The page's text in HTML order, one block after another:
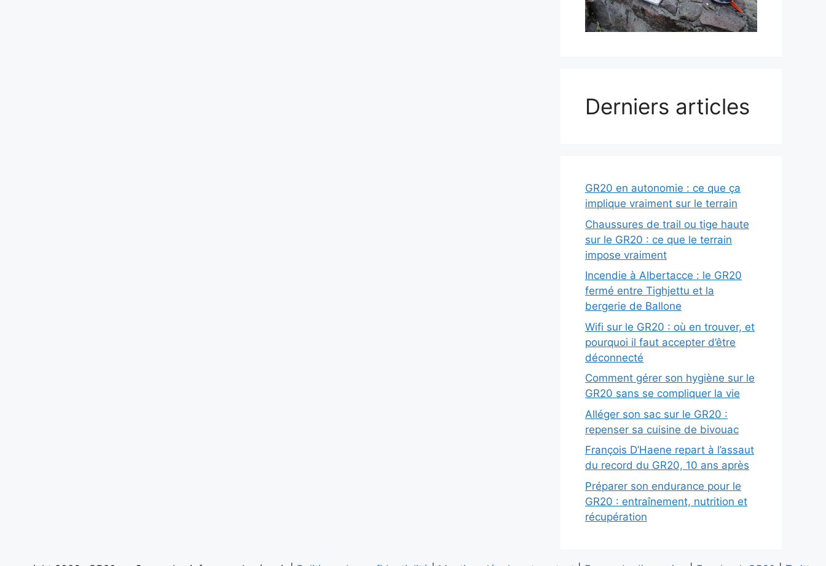
Derniers articles
GR20 en autonomie : ce que ça
implique vraiment sur le terrain
Chaussures de trail ou tige haute
sur le GR20 : ce que le terrain
impose vraiment
Incendie à Albertacce : le GR20
fermé entre Tighjettu et la
bergerie de Ballone
Wifi sur le GR20 : où en trouver, et
pourquoi il faut accepter d’être
déconnecté
Comment gérer son hygiène sur le
GR20 sans se compliquer la vie
Alléger son sac sur le GR20 :
repenser sa cuisine de bivouac
François D’Haene repart à l’assaut
du record du GR20, 10 ans après
Préparer son endurance pour le
GR20 : entraînement, nutrition et
récupération